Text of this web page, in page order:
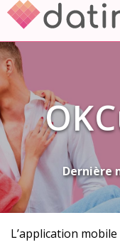
Aller
contenu
Dernière
L’application